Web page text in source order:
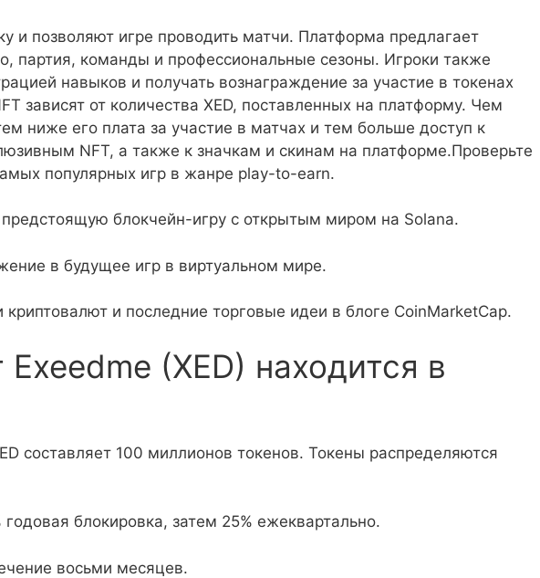
и позволяют игре проводить матчи. Платформа предлагает
партия, команды и профессиональные сезоны. Игроки также
навыков и получать вознаграждение за участие в токенах
зависят от количества XED, поставленных на платформу. Чем
ниже его плата за участие в матчах и тем больше доступ к
NFT, а также к значкам и скинам на платформе.Проверьте
популярных игр в жанре play-to-earn.
блокчейн-игру с открытым миром на Solana.
в будущее игр в виртуальном мире.
криптовалют и последние торговые идеи в блоге CoinMarketCap.
(XED) находится в
составляет 100 миллионов токенов. Токены распределяются
блокировка, затем 25% ежеквартально.
восьми месяцев.